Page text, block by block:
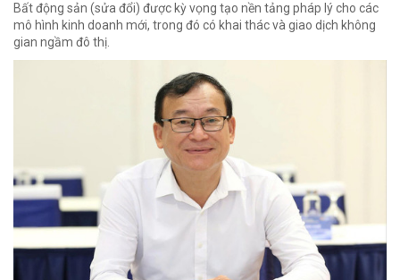
Bất động sản (sửa đổi) được kỳ vọng tạo nền tảng pháp lý cho các
mô hình kinh doanh mới, trong đó có khai thác và giao dịch không
gian ngầm đô thị.